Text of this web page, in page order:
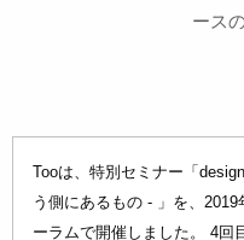
ース
Tooは、特別セミナー「
う側にあるもの - 」を、
ーラムで開催しました。 4回